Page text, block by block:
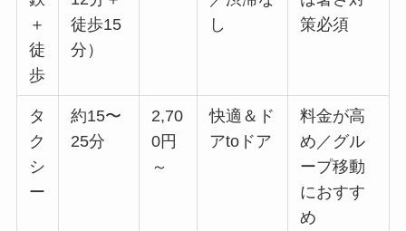
＋
徒
歩
徒歩15
分）
し
策必須
タ
ク
シ
ー
約15〜
25分
2,70
0円
～
快適＆ド
アtoドア
料金が高
め／グル
ープ移動
におすす
め